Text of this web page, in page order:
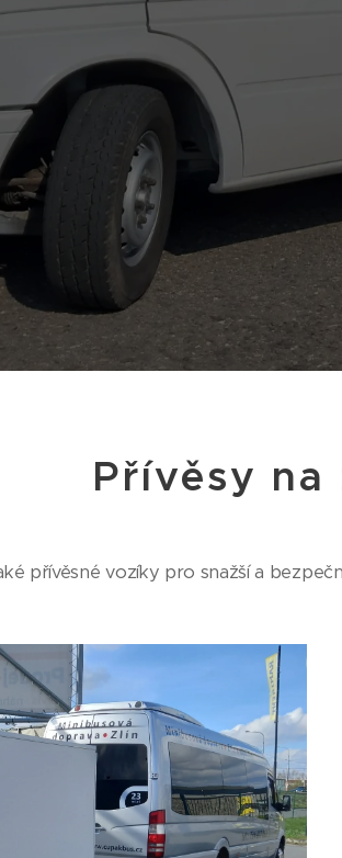
Přívěsy na
přívěsné vozíky pro snažší a